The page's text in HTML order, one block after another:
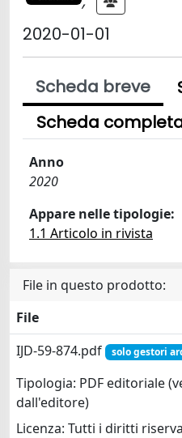
2020-01-01
Scheda breve
Scheda
Anno
2020
Appare nelle tipologie:
1.1 Articolo in rivista
File in questo prodotto:
File
IJD-59-874.pdf
solo gestori
Tipologia: PDF editoriale
dall'editore)
Licenza: Tutti i diritti